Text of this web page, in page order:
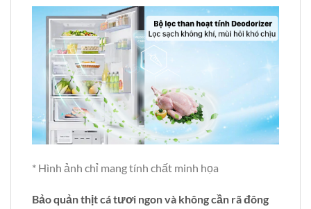
* Hình ảnh chỉ mang tính chất minh họa
Bảo quản thịt cá tươi ngon và không cần rã đông